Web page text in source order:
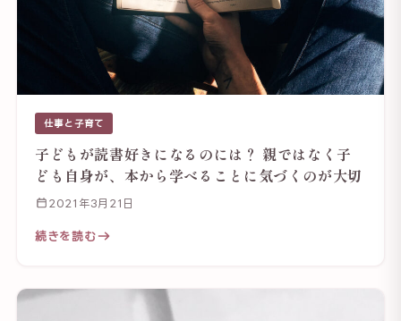
仕事と子育て
子どもが読書好きになるのには？ 親ではなく子
ども自身が、本から学べることに気づくのが大切
2021年3月21日
続きを読む